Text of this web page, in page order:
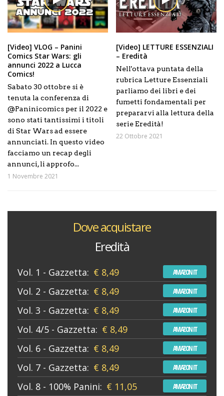
[Video] VLOG – Panini
Comics Star Wars: gli
annunci 2022 a Lucca
Comics!
Sabato 30 ottobre si è
tenuta la conferenza di
@Paninicomics per il 2022 e
sono stati tantissimi i titoli
di Star Wars ad essere
annunciati. In questo video
facciamo un recap degli
annunci, li approfo...
1 Novembre 2021
[Video] LETTURE ESSENZIALI
– Eredità
Nell'ottava puntata della
rubrica Letture Essenziali
parliamo dei libri e dei
fumetti fondamentali per
prepararvi alla lettura della
serie Eredità!
22 Ottobre 2021
Dove acquistare
Eredità
Vol. 1 - Gazzetta: € 8,49 AMAZON IT
Vol. 2 - Gazzetta: € 8,49 AMAZON IT
Vol. 3 - Gazzetta: € 8,49 AMAZON IT
Vol. 4/5 - Gazzetta: € 8,49 AMAZON IT
Vol. 6 - Gazzetta: € 8,49 AMAZON IT
Vol. 7 - Gazzetta: € 8,49 AMAZON IT
Vol. 8 - 100% Panini: € 11,05 AMAZON IT